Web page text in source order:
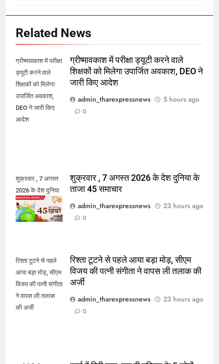
Related News
ग्रीष्मावकाश में परीक्षा
ड्यूटी करने वाले
शिक्षकों को मिलेगा
उपार्जित अवकाश,
DEO ने जारी किए
आदेश
ग्रीष्मावकाश में परीक्षा ड्यूटी करने वाले
शिक्षकों को मिलेगा उपार्जित अवकाश, DEO ने
जारी किए आदेश
admin_tharexpressnews
5 hours ago
0
शुक्रवार , 7 अगस्त
2026 के देश दुनिया
के ताजा 45 समाचार
शुक्रवार , 7 अगस्त 2026 के देश दुनिया के
ताजा 45 समाचार
admin_tharexpressnews
23 hours ago
0
रिश्ता टूटने से पहले
आया बड़ा मोड़, सीएम
विजय की पत्नी संगीता
ने वापस ली तलाक
की अर्जी
रिश्ता टूटने से पहले आया बड़ा मोड़, सीएम
विजय की पत्नी संगीता ने वापस ली तलाक की
अर्जी
admin_tharexpressnews
23 hours ago
0